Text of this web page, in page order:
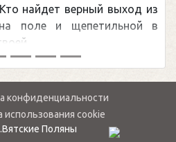
верный выход из
и щепетильной в
...
конфиденциальности
использования cookie
Поляны